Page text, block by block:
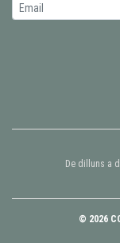
De dilluns a
© 2026